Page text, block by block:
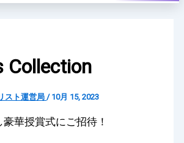
Collection
スト運営局 / 10月 15, 2023
豪華授賞式にご招待！